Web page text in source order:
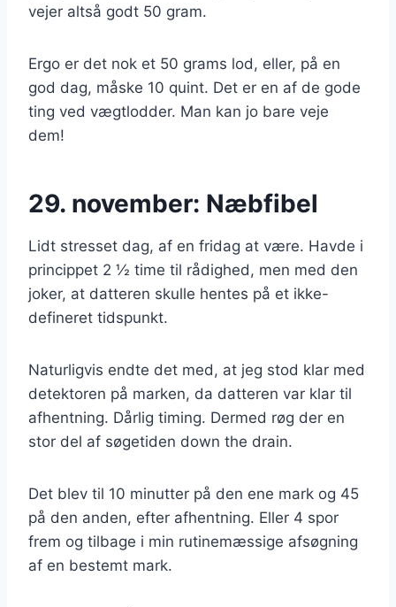
vejer altså godt 50 gram.
Ergo er det nok et 50 grams lod, eller, på en
god dag, måske 10 quint. Det er en af de gode
ting ved vægtlodder. Man kan jo bare veje
dem!
29. november: Næbfibel
Lidt stresset dag, af en fridag at være. Havde i
princippet 2 ½ time til rådighed, men med den
joker, at datteren skulle hentes på et ikke-
defineret tidspunkt.
Naturligvis endte det med, at jeg stod klar med
detektoren på marken, da datteren var klar til
afhentning. Dårlig timing. Dermed røg der en
stor del af søgetiden down the drain.
Det blev til 10 minutter på den ene mark og 45
på den anden, efter afhentning. Eller 4 spor
frem og tilbage i min rutinemæssige afsøgning
af en bestemt mark.